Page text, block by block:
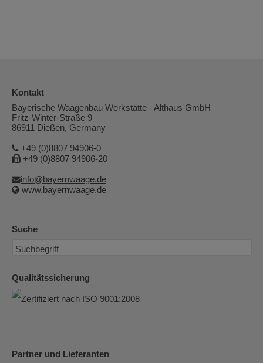
Kontakt
Bayerische Waagenbau Werkstätte - Althaus GmbH
Fritz-Winter-Straße 9
86911 Dießen, Germany
+49 (0)8807 94906-0
+49 (0)8807 94906-20
info@bayernwaage.de
www.bayernwaage.de
Suche
Qualitätssicherung
Partner und Lieferanten